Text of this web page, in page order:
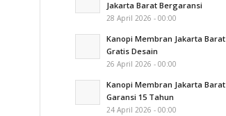
Jakarta Barat Bergaransi
28 April 2026 - 00:00
Kanopi Membran Jakarta Barat
Gratis Desain
26 April 2026 - 00:00
Kanopi Membran Jakarta Barat
Garansi 15 Tahun
24 April 2026 - 00:00